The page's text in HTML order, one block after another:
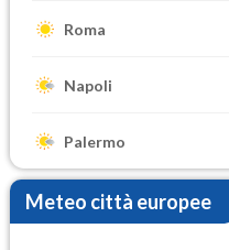
Roma
Napoli
Palermo
Meteo città europee